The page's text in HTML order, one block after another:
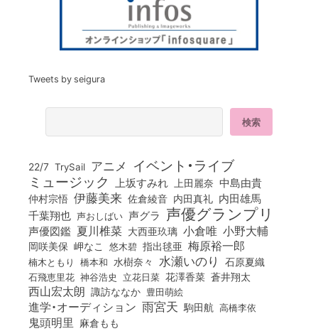
Tweets by seigura
22/7 TrySail アニメ イベント・ライブ
ミュージック 上坂すみれ 上田麗奈 中島由貴
仲村宗悟 伊藤美来 佐倉綾音 内田真礼 内田雄馬
千葉翔也 声おしばい 声グラ 声優グランプリ
声優図鑑 夏川椎菜 大西亜玖璃 小倉唯 小野大輔
岡咲美保 岬なこ 悠木碧 指出毬亜 梅原裕一郎
楠木ともり 橋本和 水樹奈々 水瀬いのり 石原夏織
石飛恵里花 神谷浩史 立花日菜 花澤香菜 蒼井翔太
西山宏太朗 諏訪ななか 豊田萌絵
進学・オーディション 雨宮天 駒田航 高橋李依
鬼頭明里 麻倉もも